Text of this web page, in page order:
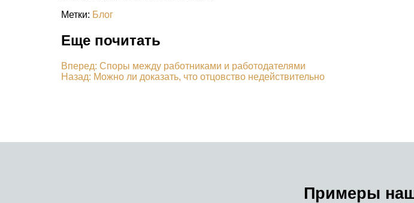
Метки: Блог
Еще почитать
Вперед: Споры между работниками и работодателями
Назад: Можно ли доказать, что отцовство недействительно
Примеры